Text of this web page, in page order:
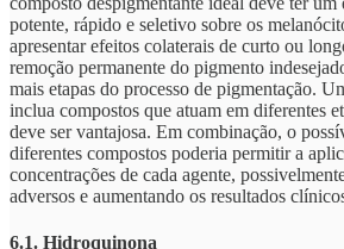
potente, rápido e seletivo sobre os
apresentar efeitos colaterais de curto ou
remoção permanente do pigmento
mais etapas do processo de pigmentação.
inclua compostos que atuam em diferentes
deve ser vantajosa. Em combinação, o
diferentes compostos poderia permitir a
concentrações de cada agente,
adversos e aumentando os resultados
6.1. Hidroquinona